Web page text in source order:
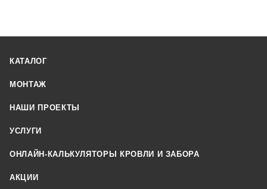
КАТАЛОГ
МОНТАЖ
НАШИ ПРОЕКТЫ
УСЛУГИ
ОНЛАЙН-КАЛЬКУЛЯТОРЫ КРОВЛИ И ЗАБОРА
АКЦИИ